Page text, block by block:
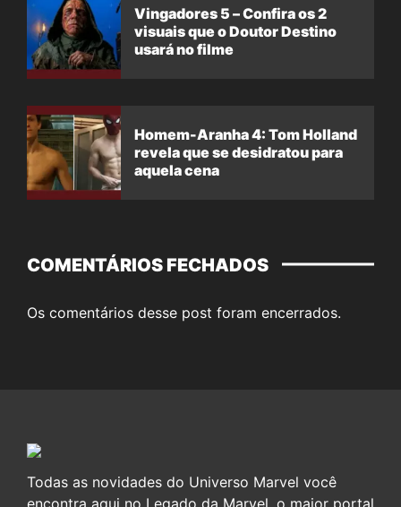
Vingadores 5 – Confira os 2
visuais que o Doutor Destino
usará no filme
Homem-Aranha 4: Tom Holland
revela que se desidratou para
aquela cena
COMENTÁRIOS FECHADOS
Os comentários desse post foram encerrados.
Todas as novidades do Universo Marvel você
encontra aqui no Legado da Marvel, o maior portal